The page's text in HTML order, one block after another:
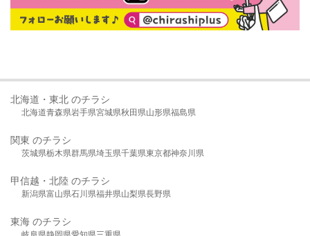
北海道・東北 のチラシ
北海道青森県岩手県宮城県秋田県山形県福島県
関東 のチラシ
茨城県栃木県群馬県埼玉県千葉県東京都神奈川県
甲信越・北陸 のチラシ
新潟県富山県石川県福井県山梨県長野県
東海 のチラシ